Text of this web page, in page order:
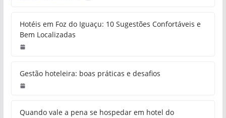
Hotéis em Foz do Iguaçu: 10 Sugestões Confortáveis e
Bem Localizadas
Gestão hoteleira: boas práticas e desafios
Quando vale a pena se hospedar em hotel do